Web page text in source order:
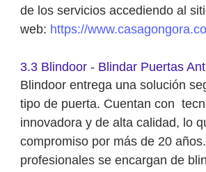
de los servicios accediendo al
web: https://
3.3 Blindoor - Blindar Puertas
Blindoor entrega una solución
tipo de puerta. Cuentan con
innovadora y de alta calidad, lo
compromiso por más de 20
profesionales se encargan de